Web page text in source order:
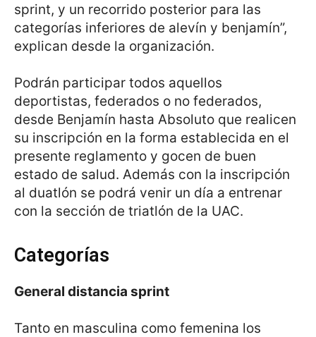
sprint, y un recorrido posterior para las
categorías inferiores de alevín y benjamín”,
explican desde la organización.
Podrán participar todos aquellos
deportistas, federados o no federados,
desde Benjamín hasta Absoluto que realicen
su inscripción en la forma establecida en el
presente reglamento y gocen de buen
estado de salud. Además con la inscripción
al duatlón se podrá venir un día a entrenar
con la sección de triatlón de la UAC.
Categorías
General distancia sprint
Tanto en masculina como femenina los